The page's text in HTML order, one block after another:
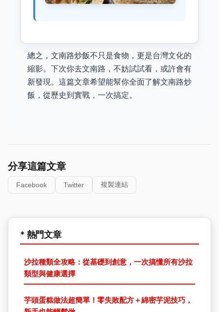
總之，文南路炒飯不只是食物，更是台灣文化的
縮影。下次你去文南路，不妨試試看，或許會有
新發現。這篇文章希望能幫你全面了解文南路炒
飯，從歷史到實戰，一次搞定。
分享這篇文章
Facebook Twitter 複製連結
* 熱門文章
沙拉種類全攻略：從基礎到創意，一次搞懂所有沙拉
類型與健康選擇
芋頭蛋糕做法超簡單！零失敗配方＋綿密芋泥技巧，